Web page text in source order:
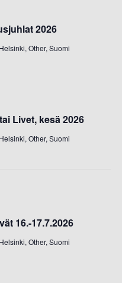
2026
Other, Suomi
Livet, kesä 2026
Other, Suomi
16.-17.7.2026
Other, Suomi